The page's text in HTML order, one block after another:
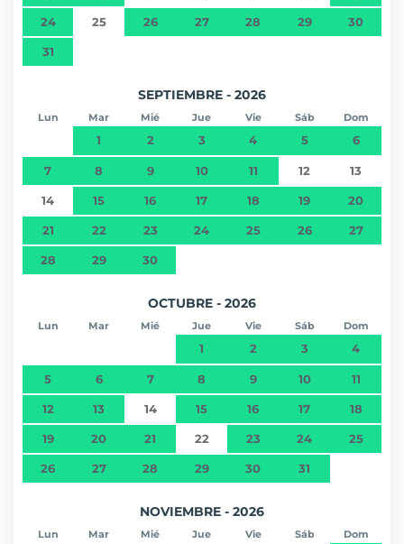
24 25 26 27 28 29 30
31
SEPTIEMBRE - 2026
Lun Mar Mié Jue Vie Sáb Dom
1 2 3 4 5 6
7 8 9 10 11 12 13
14 15 16 17 18 19 20
21 22 23 24 25 26 27
28 29 30
OCTUBRE - 2026
Lun Mar Mié Jue Vie Sáb Dom
1 2 3 4
5 6 7 8 9 10 11
12 13 14 15 16 17 18
19 20 21 22 23 24 25
26 27 28 29 30 31
NOVIEMBRE - 2026
Lun Mar Mié Jue Vie Sáb Dom